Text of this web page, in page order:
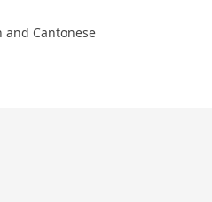
and Cantonese